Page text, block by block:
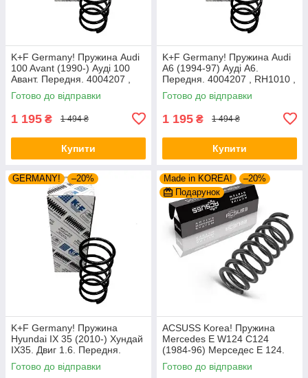
K+F Germany! Пружина Audi
100 Avant (1990-) Ауді 100
Авант. Передня. 4004207 ,
RH1010 , 997224. К+Ф
Німеччина
Готово до відправки
1 195 ₴ 1 494 ₴
Купити
K+F Germany! Пружина Audi
A6 (1994-97) Ауді А6.
Передня. 4004207 , RH1010 ,
997224. К+Ф Німеччина
Готово до відправки
1 195 ₴ 1 494 ₴
Купити
GERMANY! –20%
K+F Germany! Пружина
Hyundai IX 35 (2010-) Хундай
IX35. Двиг 1.6. Передня.
4037261 , RA3461 , 998967.
К+Ф Німеччина
Готово до відправки
Made in KOREA!
–20%
Подарунок
ACSUSS Korea! Пружина
Mercedes E W124 C124
(1984-96) Мерседес Е 124.
Задня. 4256803 , RD5084 ,
996072. Аксусс Корея
Готово до відправки